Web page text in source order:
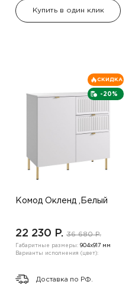
Купить в один клик
-20%
СКИДКА
Комод Окленд ,Белый
22 230 P. 36 680 P.
Габаритные размеры: 904х917 мм
Варианты исполнения (цвет):
Доставка по РФ.